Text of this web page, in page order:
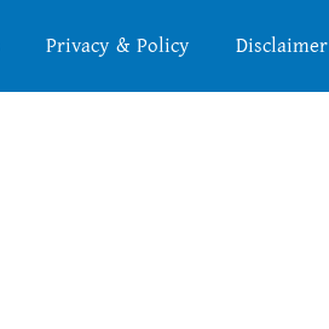
Privacy & Policy Disclaimer